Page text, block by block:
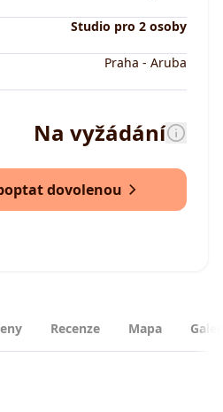
Studio pro 2 osoby
Praha - Aruba
Na vyžádání
dovolenou
Recenze Mapa